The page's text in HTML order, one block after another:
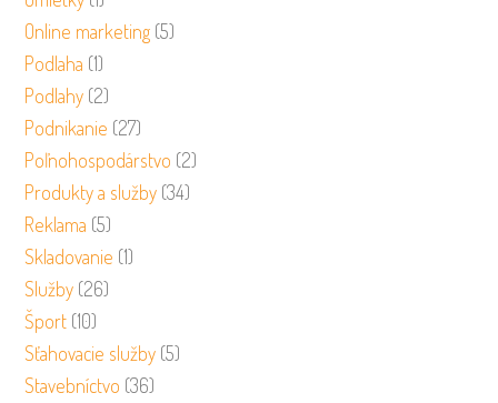
Online marketing (5)
Podlaha (1)
Podlahy (2)
Podnikanie (27)
Poľnohospodárstvo (2)
Produkty a služby (34)
Reklama (5)
Skladovanie (1)
Služby (26)
Šport (10)
Sťahovacie služby (5)
Stavebníctvo (36)